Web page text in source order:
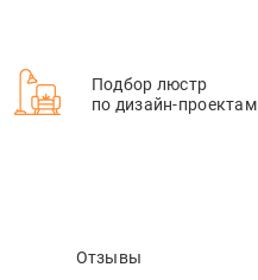
Подбор люстр
по дизайн-проектам
Отзывы